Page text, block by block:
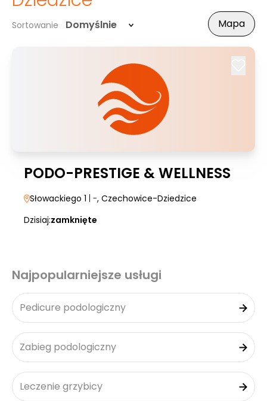
Sortowanie Domyślnie Mapa
PODO-PRESTIGE & WELLNESS
Słowackiego 1 | -, Czechowice-Dziedzice
Dzisiaj:zamknięte
Najpopularniejsze usługi
Pedicure podologiczny
Zabieg podologiczny
Leczenie grzybicy